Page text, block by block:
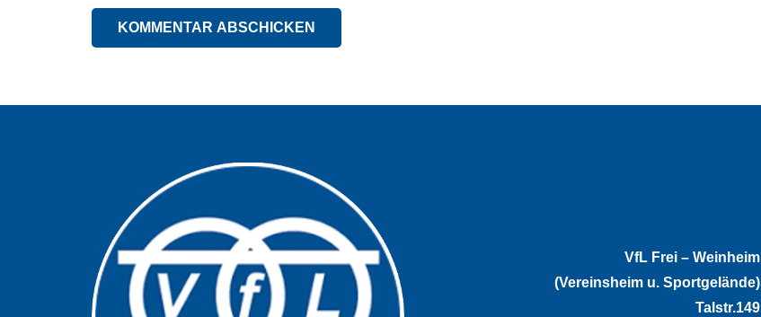
KOMMENTAR ABSCHICKEN
VfL Frei – Weinheim
(Vereinsheim u. Sportgelände)
Talstr.149